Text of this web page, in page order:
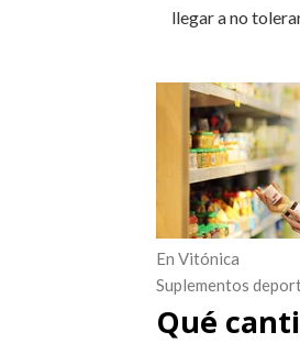
llegar a no
En Vitónica
Suplementos
Qué